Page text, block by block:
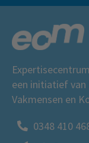
een initiatief van
Vakmensen en
0348 410